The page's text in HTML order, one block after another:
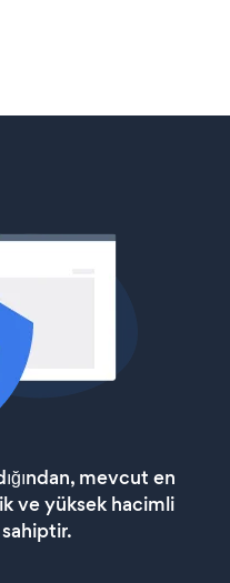
mevcut en
ve yüksek hacimli